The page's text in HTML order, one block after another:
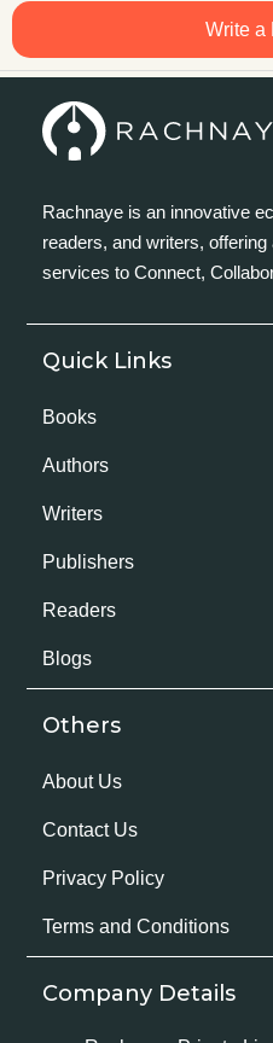
Write a
Rachnaye is an innovative
readers, and writers,
services to Connect,
Quick Links
Books
Authors
Writers
Publishers
Readers
Blogs
Others
About Us
Contact Us
Privacy Policy
Terms and Conditions
Company Details